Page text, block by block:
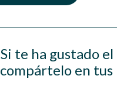
Si te ha gustado el
compártelo en tus